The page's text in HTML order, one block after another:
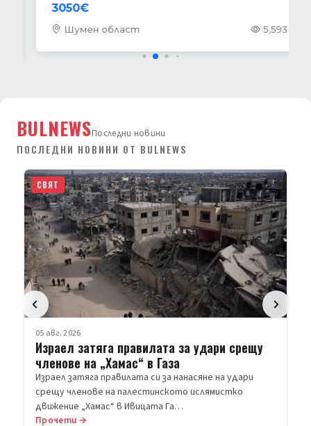
3050€
Шумен област 5,593
BULNEWSПоследни новини
ПОСЛЕДНИ НОВИНИ ОТ BULNEWS
СВЯТ
05 авг. 2026
Израел затяга правилата за удари срещу
членове на „Хамас“ в Газа
Израел затяга правилата си за нанасяне на удари
срещу членове на палестинското ислямистко
движение „Хамас“ в Ивицата Га…
Прочети →